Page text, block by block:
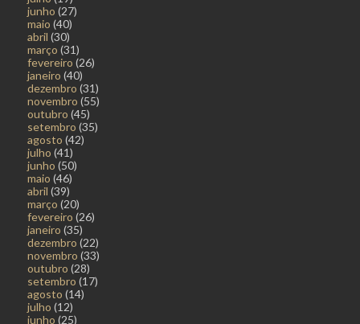
junho (27)
maio (40)
abril (30)
março (31)
fevereiro (26)
janeiro (40)
dezembro (31)
novembro (55)
outubro (45)
setembro (35)
agosto (42)
julho (41)
junho (50)
maio (46)
abril (39)
março (20)
fevereiro (26)
janeiro (35)
dezembro (22)
novembro (33)
outubro (28)
setembro (17)
agosto (14)
julho (12)
junho (25)